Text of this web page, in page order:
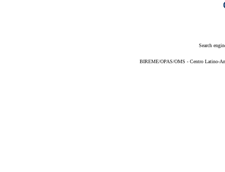
Search
BIREME/OPAS/OMS - Centro Latino-